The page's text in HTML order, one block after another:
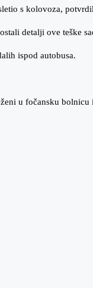
s kolovoza,
detalji ove teške
ispod autobusa.
u fočansku bolnicu